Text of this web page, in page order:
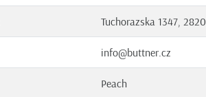
Tuchorazska 1347,
info@buttner.cz
Peach